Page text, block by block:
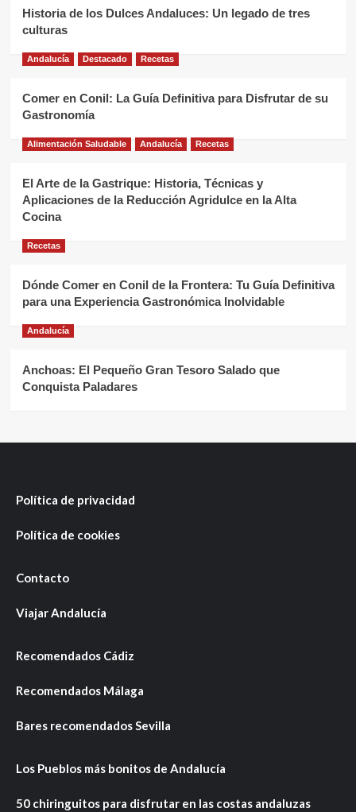
Historia de los Dulces Andaluces: Un legado de tres
culturas
Andalucía Destacado Recetas
Comer en Conil: La Guía Definitiva para Disfrutar de su
Gastronomía
Alimentación Saludable Andalucía Recetas
El Arte de la Gastrique: Historia, Técnicas y
Aplicaciones de la Reducción Agridulce en la Alta
Cocina
Recetas
Dónde Comer en Conil de la Frontera: Tu Guía Definitiva
para una Experiencia Gastronómica Inolvidable
Andalucía
Anchoas: El Pequeño Gran Tesoro Salado que
Conquista Paladares
Política de privacidad
Política de cookies
Contacto
Viajar Andalucía
Recomendados Cádiz
Recomendados Málaga
Bares recomendados Sevilla
Los Pueblos más bonitos de Andalucía
50 chiringuitos para disfrutar en las costas andaluzas